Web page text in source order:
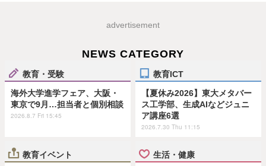
advertisement
NEWS CATEGORY
教育・受験
海外大学進学フェア、大阪・
東京で9月…担当者と個別相談
2026.8.7 Fri 15:45
教育ICT
【夏休み2026】東大メタバー
ス工学部、生成AIなどジュニ
ア講座6選
2026.7.30 Thu 11:15
教育イベント 生活・健康